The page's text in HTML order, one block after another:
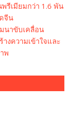
รีเมียมกว่า 1.6 พัน
จีน
นาขับเคลื่อน
งความเข้าใจและ
พ